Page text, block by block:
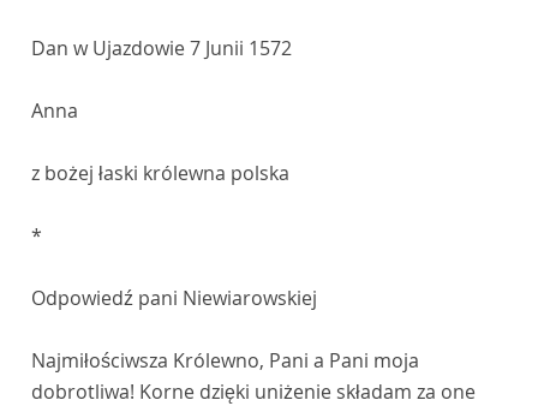
Dan w Ujazdowie 7 Junii 1572
Anna
z bożej łaski królewna polska
*
Odpowiedź pani Niewiarowskiej
Najmiłościwsza Królewno, Pani a Pani moja
dobrotliwa! Korne dzięki uniżenie składam za one